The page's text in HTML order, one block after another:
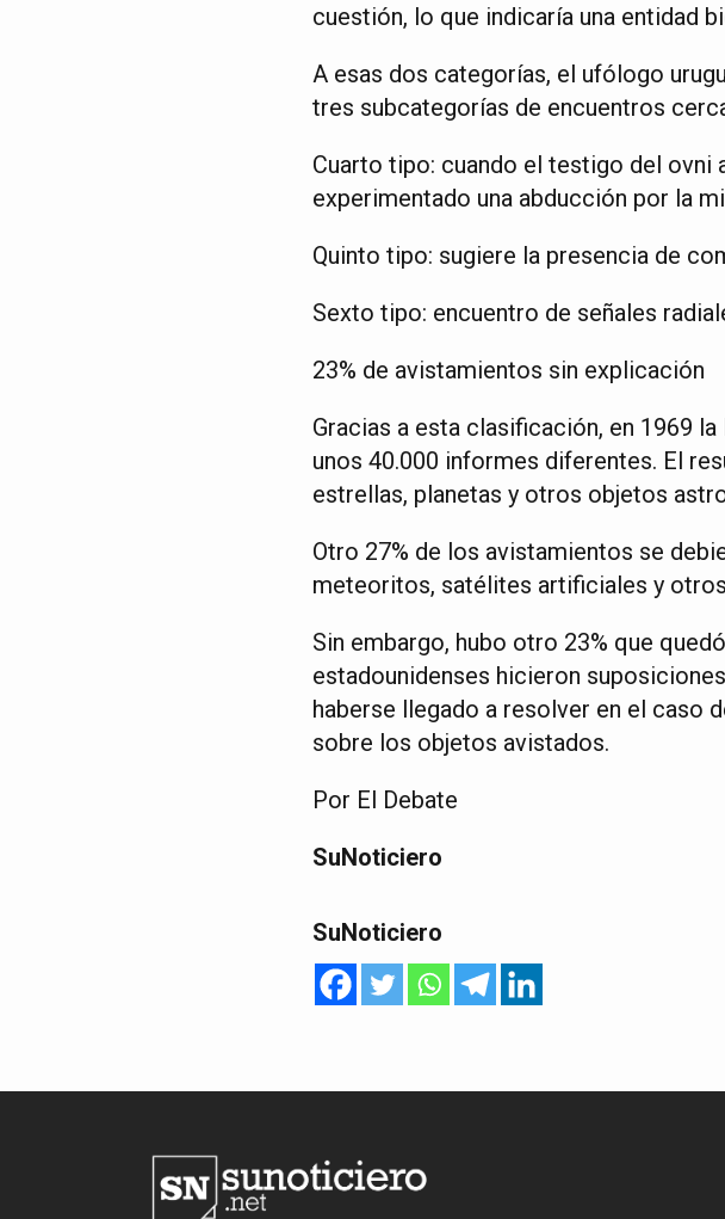
cuestión, lo que indicaría una entidad
A esas dos categorías, el ufólogo
tres subcategorías de encuentros
Cuarto tipo: cuando el testigo del ovni
experimentado una abducción por la
Quinto tipo: sugiere la presencia de
Sexto tipo: encuentro de señales
23% de avistamientos sin explicación
Gracias a esta clasificación, en 1969
unos 40.000 informes diferentes. El
estrellas, planetas y otros objetos
Otro 27% de los avistamientos se
meteoritos, satélites artificiales y
Sin embargo, hubo otro 23% que
estadounidenses hicieron
haberse llegado a resolver en el caso
sobre los objetos avistados.
Por El Debate
SuNoticiero
SuNoticiero